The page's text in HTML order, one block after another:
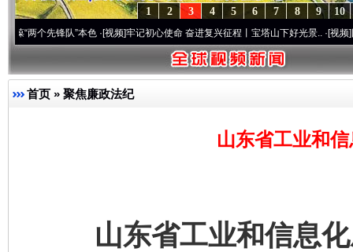
10
9
8
7
6
5
4
3
2
1
锋队”本色·[视频]牢记初心使命 奋进复兴征程丨宝塔山下好光景..·[视频]因党而生
首页 » 聚焦廉政法纪
山东省工业和
山东省工业和信息化